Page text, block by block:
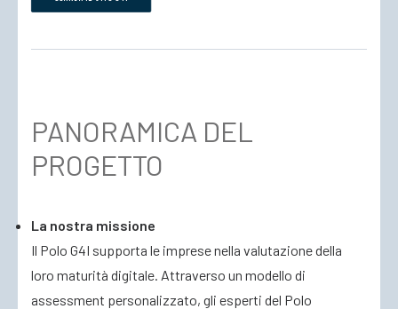
PANORAMICA DEL
PROGETTO
La nostra missione
Il Polo G4I supporta le imprese nella valutazione della
loro maturità digitale. Attraverso un modello di
assessment personalizzato, gli esperti del Polo